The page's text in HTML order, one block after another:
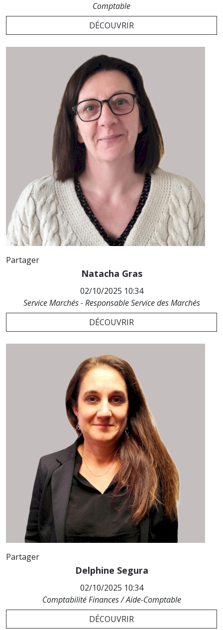
Comptable
DÉCOUVRIR
Partager
Natacha Gras
02/10/2025 10:34
Service Marchés - Responsable Service des Marchés
DÉCOUVRIR
Partager
Delphine Segura
02/10/2025 10:34
Comptabilité Finances / Aide-Comptable
DÉCOUVRIR